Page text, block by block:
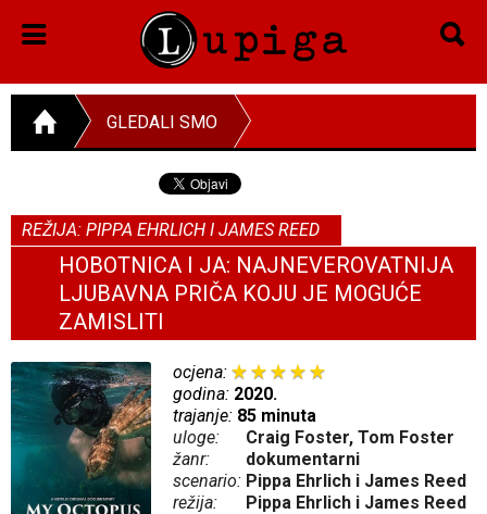
GLEDALI SMO
REŽIJA: PIPPA EHRLICH I JAMES REED
HOBOTNICA I JA: NAJNEVEROVATNIJA
LJUBAVNA PRIČA KOJU JE MOGUĆE
ZAMISLITI
ocjena:
godina: 2020.
trajanje: 85 minuta
uloge:
Craig Foster, Tom Foster
žanr:
dokumentarni
scenario: Pippa Ehrlich i James Reed
režija:
Pippa Ehrlich i James Reed